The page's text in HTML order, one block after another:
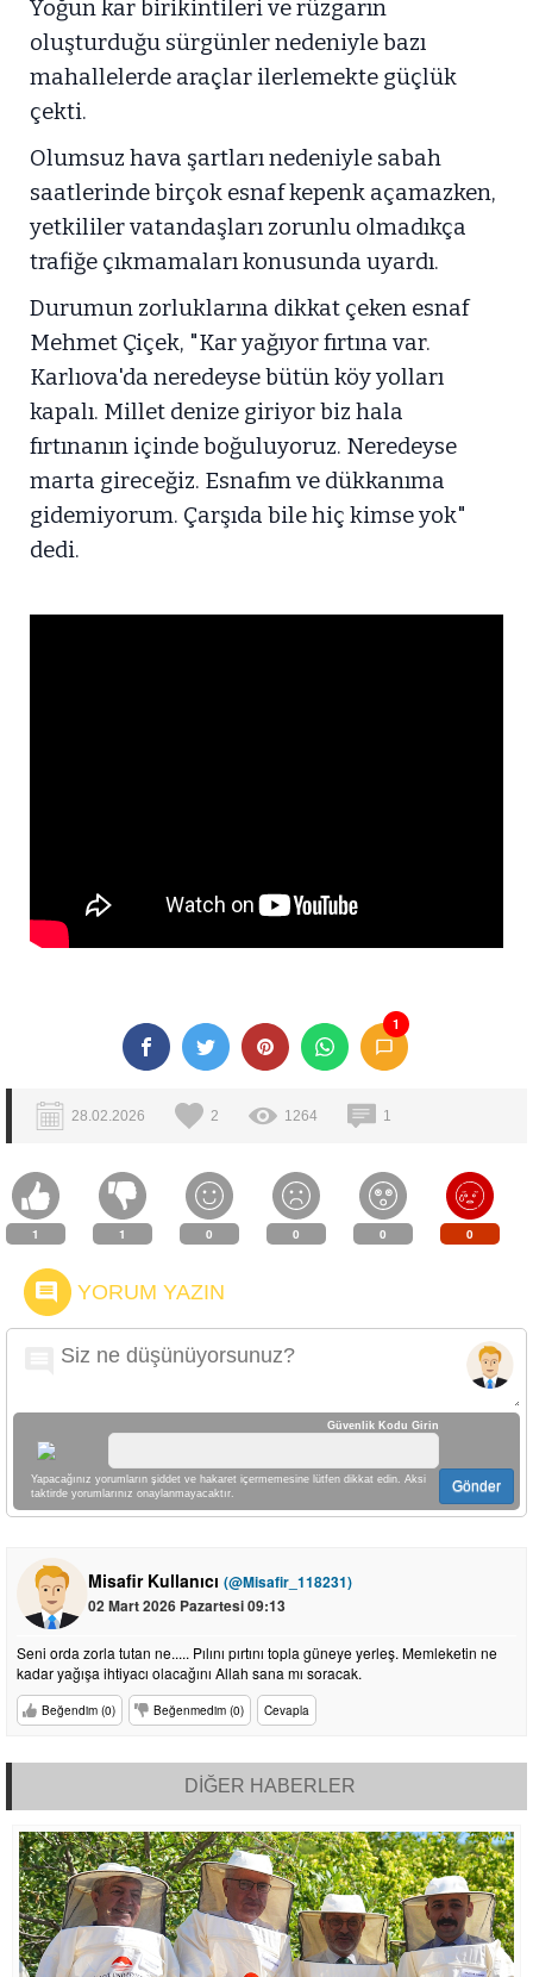
Yoğun kar birikintileri ve rüzgarın
oluşturduğu sürgünler nedeniyle bazı
mahallelerde araçlar ilerlemekte güçlük
çekti.
Olumsuz hava şartları nedeniyle sabah
saatlerinde birçok esnaf kepenk açamazken,
yetkililer vatandaşları zorunlu olmadıkça
trafiğe çıkmamaları konusunda uyardı.
Durumun zorluklarına dikkat çeken esnaf
Mehmet Çiçek, "Kar yağıyor fırtına var.
Karlıova'da neredeyse bütün köy yolları
kapalı. Millet denize giriyor biz hala
fırtınanın içinde boğuluyoruz. Neredeyse
marta gireceğiz. Esnafım ve dükkanıma
gidemiyorum. Çarşıda bile hiç kimse yok"
dedi.
1
28.02.2026 2 1264 1
1 1 0 0 0 0
YORUM YAZIN
Güvenlik Kodu Girin
Yapacağınız yorumların şiddet ve hakaret içermemesine lütfen dikkat edin. Aksi
taktirde yorumlarınız onaylanmayacaktır.
Gönder
Misafir Kullanıcı (@Misafir_118231)
02 Mart 2026 Pazartesi 09:13
Seni orda zorla tutan ne..... Pılını pırtını topla güneye yerleş. Memleketin ne
kadar yağışa ihtiyacı olacağını Allah sana mı soracak.
Beğendim (0) Beğenmedim (0) Cevapla
DİĞER HABERLER